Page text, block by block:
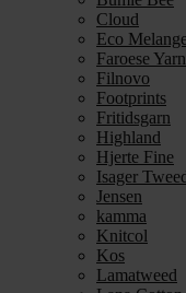
Cloud
Eco
Faroese Yarn
Filnovo
Footprints
Fritidsgarn
Highland
Hjerte Fine
Isager
Jensen
kamma
Knitcol
Kos
Lamatweed